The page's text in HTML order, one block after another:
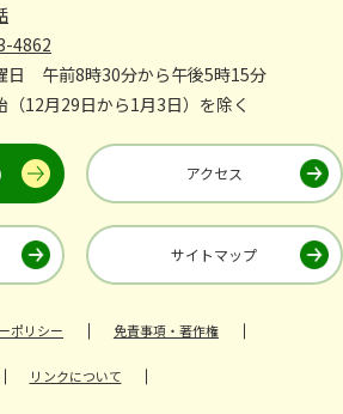
4862
日 午前8時30分から午後5時15分
12月29日から1月3日）を除く
アクセス
サイトマップ
ポリシー 免責事項・著作権
リンクについて